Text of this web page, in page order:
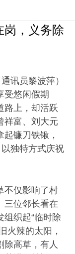
岗，义务除
讯员黎波萍）
受悠闲假期
路上，却活跃
祥富、刘大元
镰刀铁锹，
独特方式庆祝
不仅影响了村
三位邻长看在
织起“临时除
火辣的太阳，
除高草，有人